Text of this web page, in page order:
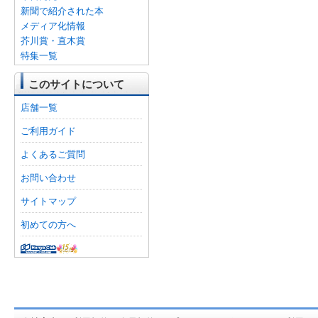
新聞で紹介された本
メディア化情報
芥川賞・直木賞
特集一覧
このサイトについて
店舗一覧
ご利用ガイド
よくあるご質問
お問い合わせ
サイトマップ
初めての方へ